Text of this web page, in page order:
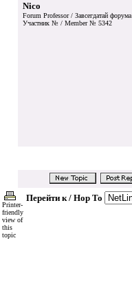
Nico
Forum Professor / Завсегдатай форума
Участник № / Member № 5342
Printer-
friendly
view of
this
topic
Перейти к / Hop To